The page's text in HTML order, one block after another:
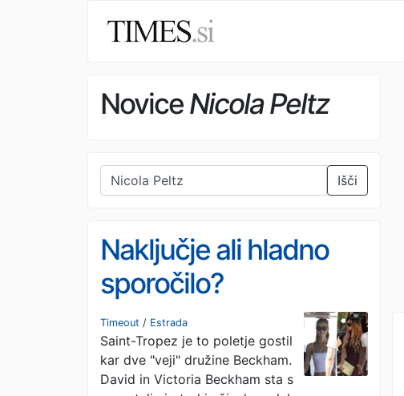
NoviceNicola Peltz
Išči
Naključje ali hladno
sporočilo?
Beckhamovi in
Brooklyn le nekaj
minut narazen
Timeout / Estrada
Saint-Tropez je to poletje gostil
kar dve "veji" družine Beckham.
David in Victoria Beckham sta s